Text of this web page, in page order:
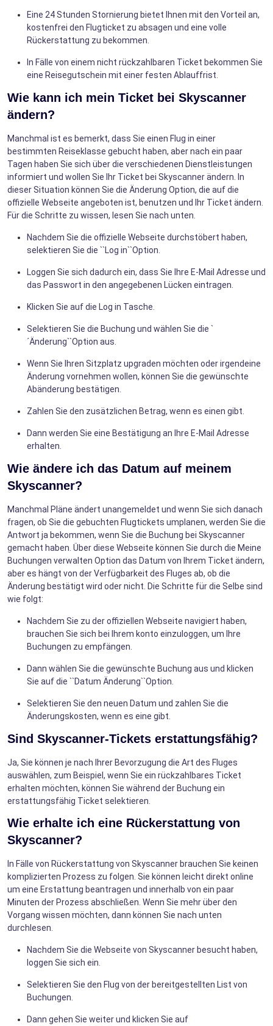
Eine 24 Stunden Stornierung bietet Ihnen mit den Vorteil an,
kostenfrei den Flugticket zu absagen und eine volle
Rückerstattung zu bekommen.
In Fälle von einem nicht rückzahlbaren Ticket bekommen Sie
eine Reisegutschein mit einer festen Ablauffrist.
Wie kann ich mein Ticket bei Skyscanner
ändern?
Manchmal ist es bemerkt, dass Sie einen Flug in einer
bestimmten Reiseklasse gebucht haben, aber nach ein paar
Tagen haben Sie sich über die verschiedenen Dienstleistungen
informiert und wollen Sie Ihr Ticket bei Skyscanner ändern. In
dieser Situation können Sie die Änderung Option, die auf die
offizielle Webseite angeboten ist, benutzen und Ihr Ticket ändern.
Für die Schritte zu wissen, lesen Sie nach unten.
Nachdem Sie die offizielle Webseite durchstöbert haben,
selektieren Sie die ``Log in``Option.
Loggen Sie sich dadurch ein, dass Sie Ihre E-Mail Adresse und
das Passwort in den angegebenen Lücken eintragen.
Klicken Sie auf die Log in Tasche.
Selektieren Sie die Buchung und wählen Sie die `
´Änderung``Option aus.
Wenn Sie Ihren Sitzplatz upgraden möchten oder irgendeine
Änderung vornehmen wollen, können Sie die gewünschte
Abänderung bestätigen.
Zahlen Sie den zusätzlichen Betrag, wenn es einen gibt.
Dann werden Sie eine Bestätigung an Ihre E-Mail Adresse
erhalten.
Wie ändere ich das Datum auf meinem
Skyscanner?
Manchmal Pläne ändert unangemeldet und wenn Sie sich danach
fragen, ob Sie die gebuchten Flugtickets umplanen, werden Sie die
Antwort ja bekommen, wenn Sie die Buchung bei Skyscanner
gemacht haben. Über diese Webseite können Sie durch die Meine
Buchungen verwalten Option das Datum von Ihrem Ticket ändern,
aber es hängt von der Verfügbarkeit des Fluges ab, ob die
Änderung bestätigt wird oder nicht. Die Schritte für die Selbe sind
wie folgt:
Nachdem Sie zu der offiziellen Webseite navigiert haben,
brauchen Sie sich bei Ihrem konto einzuloggen, um Ihre
Buchungen zu empfängen.
Dann wählen Sie die gewünschte Buchung aus und klicken
Sie auf die ``Datum Änderung``Option.
Selektieren Sie den neuen Datum und zahlen Sie die
Änderungskosten, wenn es eine gibt.
Sind Skyscanner-Tickets erstattungsfähig?
Ja, Sie können je nach Ihrer Bevorzugung die Art des Fluges
auswählen, zum Beispiel, wenn Sie ein rückzahlbares Ticket
erhalten möchten, können Sie während der Buchung ein
erstattungsfähig Ticket selektieren.
Wie erhalte ich eine Rückerstattung von
Skyscanner?
In Fälle von Rückerstattung von Skyscanner brauchen Sie keinen
komplizierten Prozess zu folgen. Sie können leicht direkt online
um eine Erstattung beantragen und innerhalb von ein paar
Minuten der Prozess abschließen. Wenn Sie mehr über den
Vorgang wissen möchten, dann können Sie nach unten
durchlesen.
Nachdem Sie die Webseite von Skyscanner besucht haben,
loggen Sie sich ein.
Selektieren Sie den Flug von der bereitgestellten List von
Buchungen.
Dann gehen Sie weiter und klicken Sie auf